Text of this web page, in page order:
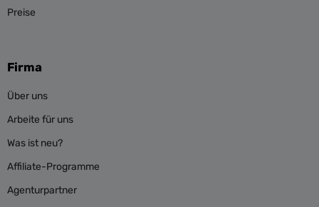
Preise
Firma
Über uns
Arbeite für uns
Was ist neu?
Affiliate-Programme
Agenturpartner